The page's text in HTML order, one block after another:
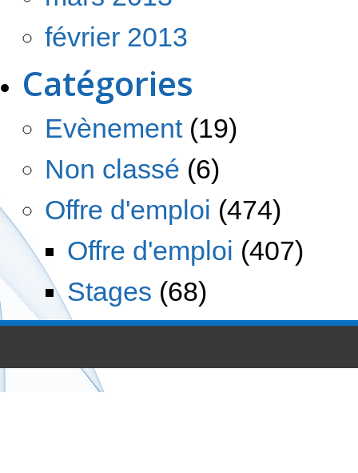
février 2013
Catégories
Evènement(19)
Non classé (6)
Offre d'emploi (474)
Offre d'emploi (407)
Stages (68)